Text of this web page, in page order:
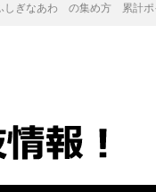
なあわ の集め方 累計ポ